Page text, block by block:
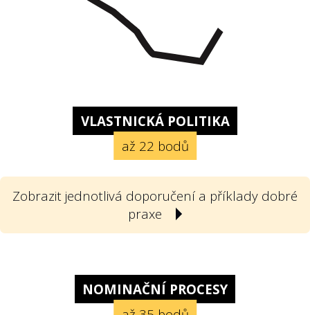
VLASTNICKÁ POLITIKA
až 22 bodů
Zobrazit jednotlivá doporučení a příklady dobré
praxe
politiku? Vlastnickou politikou
rozumíme v souladu s doporučeními
NOMINAČNÍ PROCESY